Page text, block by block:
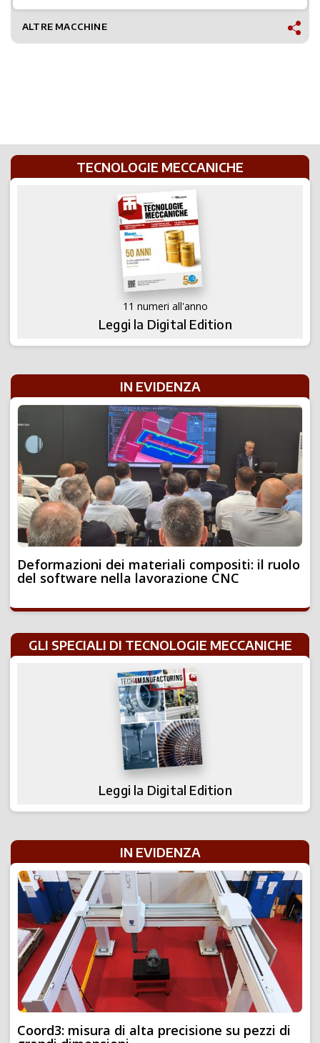
ALTRE MACCHINE
TECNOLOGIE MECCANICHE
11 numeri all'anno
Leggi la Digital Edition
IN EVIDENZA
Deformazioni dei materiali compositi: il ruolo
del software nella lavorazione CNC
GLI SPECIALI DI TECNOLOGIE MECCANICHE
Leggi la Digital Edition
IN EVIDENZA
Coord3: misura di alta precisione su pezzi di